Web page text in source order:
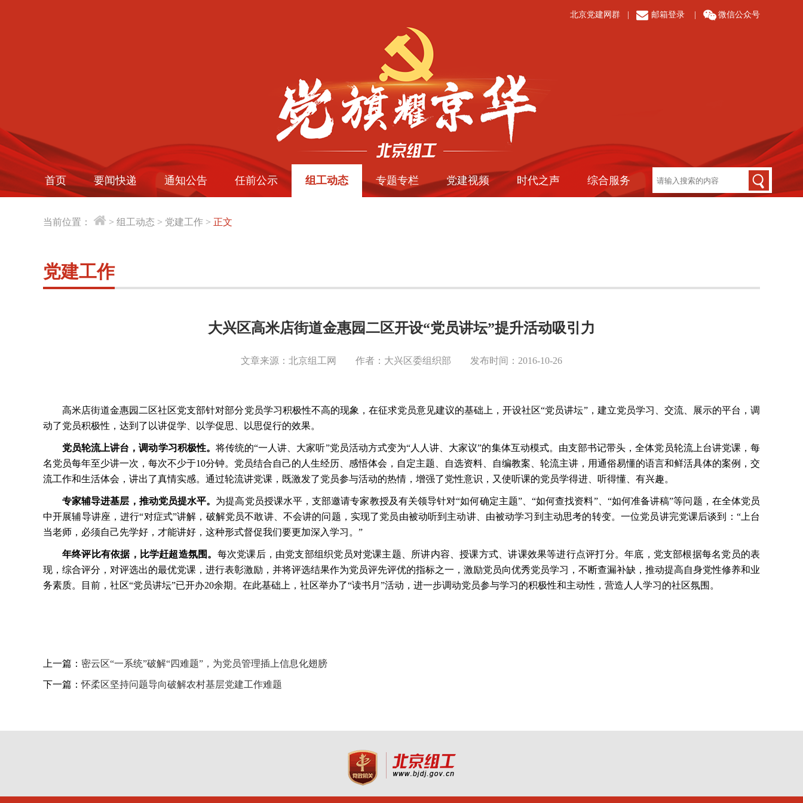
北京党建网群 邮箱登录 微信公众号
首页 要闻快递 通知公告 任前公示 组工动态 专题专栏 党建视频 时代之声 综合服务
当前位置： > 组工动态 > 党建工作 > 正文
党建工作
大兴区高米店街道金惠园二区开设“党员讲坛”提升活动吸引力
文章来源：北京组工网 作者：大兴区委组织部 发布时间：2016-10-26
高米店街道金惠园二区社区党支部针对部分党员学习积极性不高的现象，在征求党员意见建议的基础上，开设社区“党员讲坛”，建立党员学习、交流、展示的平台，调
动了党员积极性，达到了以讲促学、以学促思、以思促行的效果。
党员轮流上讲台，调动学习积极性。 将传统的“一人讲、大家听”党员活动方式变为“人人讲、大家议”的集体互动模式。由支部书记带头，全体党员轮流上台讲党课，每
名党员每年至少讲一次，每次不少于10分钟。党员结合自己的人生经历、感悟体会，自定主题、自选资料、自编教案、轮流主讲，用通俗易懂的语言和鲜活具体的案例，交
流工作和生活体会，讲出了真情实感。通过轮流讲党课，既激发了党员参与活动的热情，增强了党性意识，又使听课的党员学得进、听得懂、有兴趣。
专家辅导进基层，推动党员提水平。 为提高党员授课水平，支部邀请专家教授及有关领导针对“如何确定主题”、“如何查找资料”、“如何准备讲稿”等问题，在全体党员
中开展辅导讲座，进行“对症式”讲解，破解党员不敢讲、不会讲的问题，实现了党员由被动听到主动讲、由被动学习到主动思考的转变。一位党员讲完党课后谈到：“上台
当老师，必须自己先学好，才能讲好，这种形式督促我们要更加深入学习。”
年终评比有依据，比学赶超造氛围。 每次党课后，由党支部组织党员对党课主题、所讲内容、授课方式、讲课效果等进行点评打分。年底，党支部根据每名党员的表
现，综合评分，对评选出的最优党课，进行表彰激励，并将评选结果作为党员评先评优的指标之一，激励党员向优秀党员学习，不断查漏补缺，推动提高自身党性修养和业
务素质。目前，社区“党员讲坛”已开办20余期。在此基础上，社区举办了“读书月”活动，进一步调动党员参与学习的积极性和主动性，营造人人学习的社区氛围。
上一篇： 密云区“一系统”破解“四难题”，为党员管理插上信息化翅膀
下一篇：怀柔区坚持问题导向破解农村基层党建工作难题